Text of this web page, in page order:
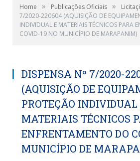
Home » Publicações Oficiais »
7/2020-220604 (AQUISIÇÃO DE
INDIVIDUAL E MATERIAIS TÉCNICOS PARA
COVID-19 NO MUNICÍPIO DE MARAPANIM)
DISPENSA Nº 7/2020-
(AQUISIÇÃO DE
PROTEÇÃO INDIVIDUAL
MATERIAIS TÉCNICOS
ENFRENTAMENTO DO
MUNICÍPIO DE